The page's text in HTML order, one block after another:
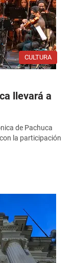
CULTURA
llevará a
de Pachuca
la participación